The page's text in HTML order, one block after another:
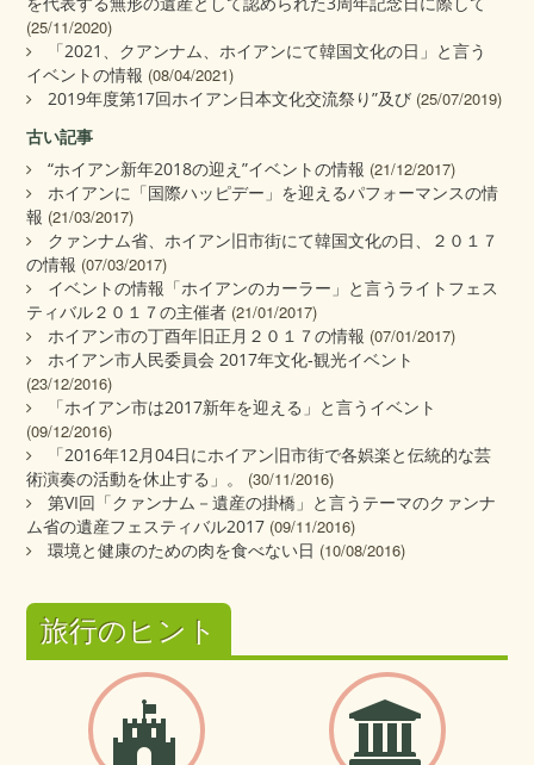
(25/11/2020)
「2021、クアンナム、ホイアンにて韓国文化の日」と言う
イベントの情報 (08/04/2021)
2019年度第17回ホイアン日本文化交流祭り”及び (25/07/2019)
古い記事
“ホイアン新年2018の迎え”イベントの情報 (21/12/2017)
ホイアンに「国際ハッピデー」を迎えるパフォーマンスの情
報 (21/03/2017)
クァンナム省、ホイアン旧市街にて韓国文化の日、２０１７
の情報 (07/03/2017)
イベントの情報「ホイアンのカーラー」と言うライトフェス
ティバル２０１７の主催者 (21/01/2017)
ホイアン市の丁酉年旧正月２０１７の情報 (07/01/2017)
ホイアン市人民委員会 2017年文化‐観光イベント
(23/12/2016)
「ホイアン市は2017新年を迎える」と言うイベント
(09/12/2016)
「2016年12月04日にホイアン旧市街で各娯楽と伝統的な芸
術演奏の活動を休止する」。
(30/11/2016)
第VI回「クァンナム－遺産の掛橋」と言うテーマのクァンナ
ム省の遺産フェスティバル2017 (09/11/2016)
環境と健康のための肉を食べない日 (10/08/2016)
旅行のヒント